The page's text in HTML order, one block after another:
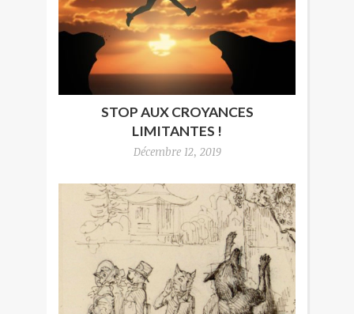
STOP AUX CROYANCES
LIMITANTES !
Décembre 12, 2019